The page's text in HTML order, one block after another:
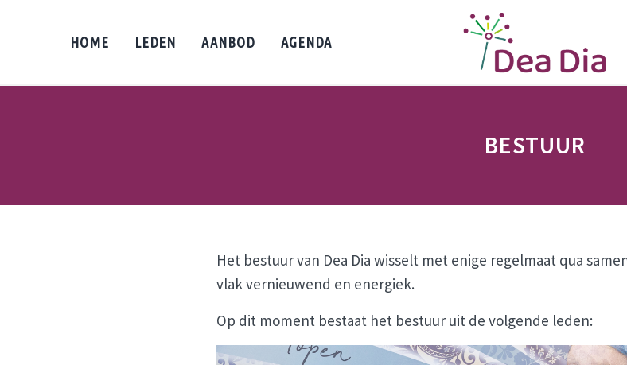
HOME LEDEN AANBOD AGENDA
Dea Dia Delft
Netwerk vrouwelijke
BESTUUR
Het bestuur van Dea Dia wisselt met enige regelmaat qua
vlak vernieuwend en energiek.
Op dit moment bestaat het bestuur uit de volgende leden: